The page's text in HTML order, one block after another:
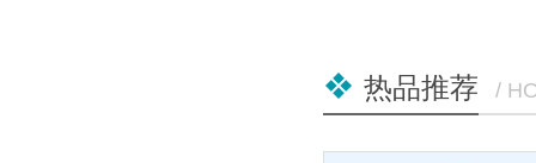
热品推荐 /